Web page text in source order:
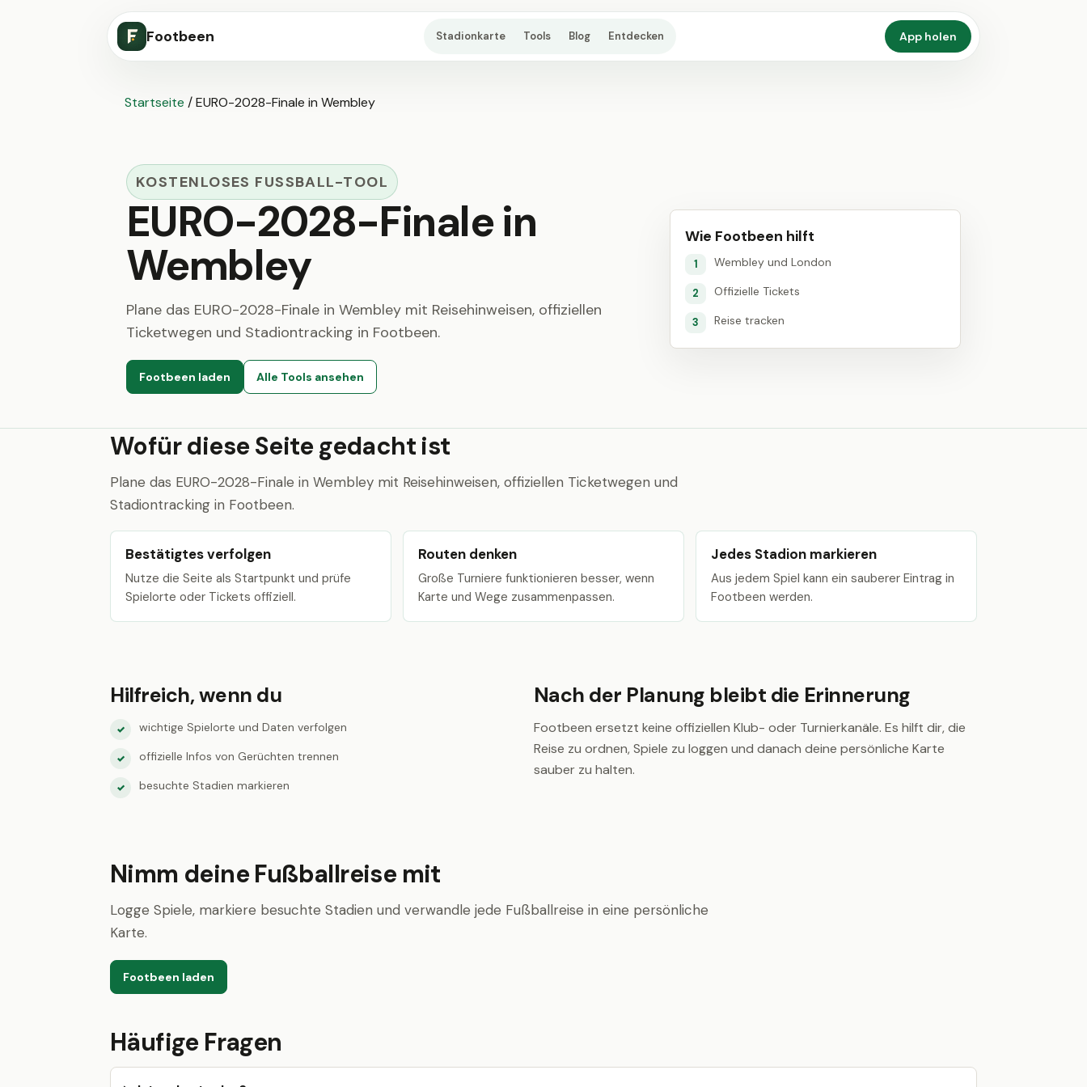
Footbeen Stadionkarte Tools Blog Entdecken App holen
Startseite /EURO-2028-Finale in Wembley
KOSTENLOSES FUSSBALL-TOOL
EURO-2028-Finale in
Wembley
Plane das EURO-2028-Finale in Wembley mit Reisehinweisen, offiziellen
Ticketwegen und Stadiontracking in Footbeen.
Footbeen laden Alle Tools ansehen
Wie Footbeen hilft
1 Wembley und London
2 Offizielle Tickets
3 Reise tracken
Wofür diese Seite gedacht ist
Plane das EURO-2028-Finale in Wembley mit Reisehinweisen, offiziellen Ticketwegen und
Stadiontracking in Footbeen.
Bestätigtes verfolgen
Nutze die Seite als Startpunkt und prüfe
Spielorte oder Tickets offiziell.
Routen denken
Große Turniere funktionieren besser, wenn
Karte und Wege zusammenpassen.
Jedes Stadion markieren
Aus jedem Spiel kann ein sauberer Eintrag in
Footbeen werden.
Hilfreich, wenn du
✓ wichtige Spielorte und Daten verfolgen
✓ offizielle Infos von Gerüchten trennen
✓ besuchte Stadien markieren
Nach der Planung bleibt die Erinnerung
Footbeen ersetzt keine offiziellen Klub- oder Turnierkanäle. Es hilft dir, die
Reise zu ordnen, Spiele zu loggen und danach deine persönliche Karte
sauber zu halten.
Nimm deine Fußballreise mit
Logge Spiele, markiere besuchte Stadien und verwandle jede Fußballreise in eine persönliche
Karte.
Footbeen laden
Häufige Fragen